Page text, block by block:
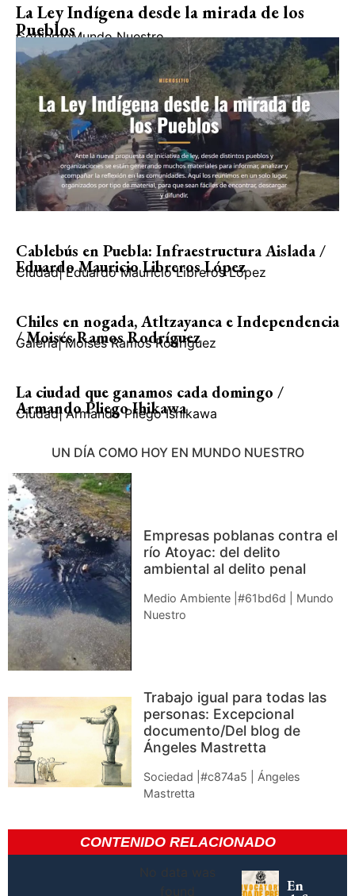
La Ley Indígena desde la mirada de los
Pueblos
GobiernoMundo Nuestro
Cablebús en Puebla: Infraestructura Aislada /
Eduardo Mauricio Libreros López
Ciudad| Eduardo Mauricio Libreros López
Chiles en nogada, Atltzayanca e Independencia
/ Moisés Ramos Rodríguez
Galería| Moisés Ramos Rodríguez
La ciudad que ganamos cada domingo /
Armando Pliego Ihikawa
Ciudad| Armando Pliego Ishikawa
UN DÍA COMO HOY EN MUNDO NUESTRO
Empresas poblanas contra el
río Atoyac: del delito
ambiental al delito penal
Medio Ambiente |#61bd6d | Mundo
Nuestro
Trabajo igual para todas las
personas: Excepcional
documento/Del blog de
Ángeles Mastretta
Sociedad |#c874a5 | Ángeles
Mastretta
CONTENIDO RELACIONADO
No data was
found
En